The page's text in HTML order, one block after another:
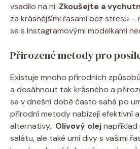
vsadilo ⁢na ni.​ Zkoušejte a
⁤za krásnějšími řasami⁣ bez stresu ​–
se s Instagramovými modelkami
Přirozené‍ metody pro
Existuje⁣ mnoho přírodních
a dosáhnout tak krásného a
se v dnešní ⁣době často sahá po
přírodní metody​ nabízejí efektivní⁣
alternativy. ​ Olivový ‌olejnapříklad
salátu, ‌ale také‌ umí divy s ⁣vašimi